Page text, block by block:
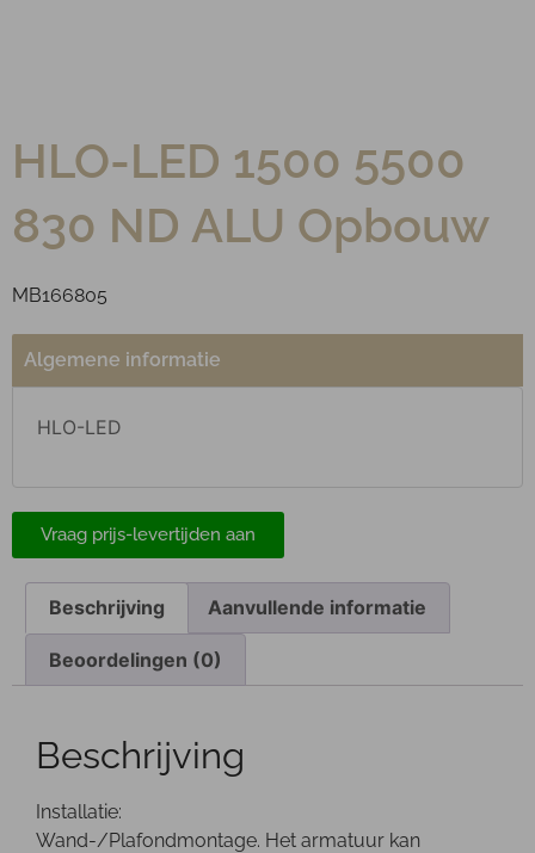
HLO-LED 1500 5500
830 ND ALU Opbouw
MB166805
Algemene informatie
HLO-LED
Vraag prijs-levertijden aan
Beschrijving Aanvullende informatie
Beoordelingen (0)
Beschrijving
Installatie:
Wand-/Plafondmontage. Het armatuur kan